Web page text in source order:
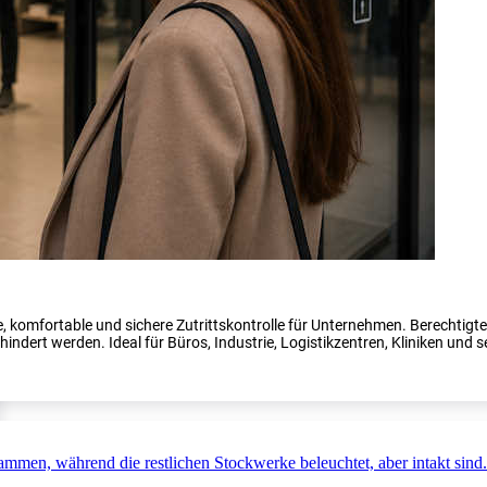
komfortable und sichere Zutrittskontrolle für Unternehmen.
werden. Ideal für Büros, Industrie, Logistikzentren, Kliniken und